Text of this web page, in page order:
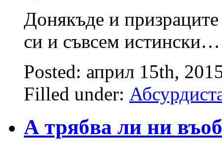
Донякъде и
си и съвсем истински…
Posted: април 15th,
Filled under:
А трябва ли ни